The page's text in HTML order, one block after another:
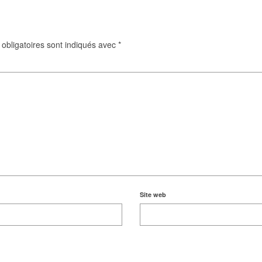
sont indiqués avec *
Site web